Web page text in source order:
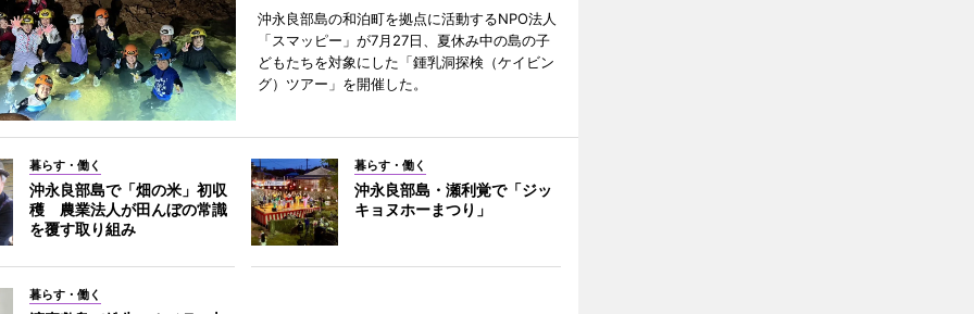
沖永良部島の和泊町を拠点に活動するNPO法人
「スマッピー」が7月27日、夏休み中の島の子
どもたちを対象にした「鍾乳洞探検（ケイビン
グ）ツアー」を開催した。
暮らす・働く
沖永良部島で「畑の米」初収
穫 農業法人が田んぼの常識
を覆す取り組み
暮らす・働く
沖永良部島・瀬利覚で「ジッ
キョヌホーまつり」
暮らす・働く